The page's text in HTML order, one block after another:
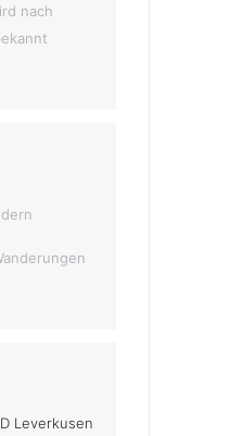
nach
Leverkusen